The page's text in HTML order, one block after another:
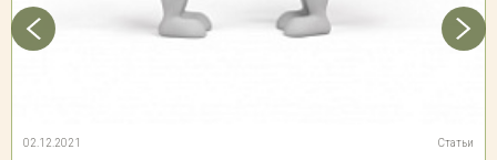
02.12.2021 Статьи